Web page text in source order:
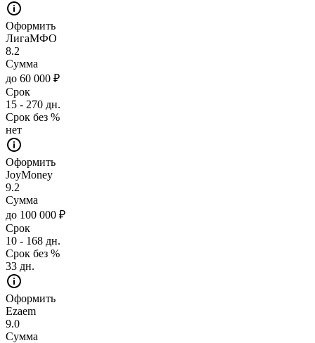
Оформить
ЛигаМФО
8.2
Сумма
до 60 000 ₽
Срок
15 - 270 дн.
Срок без %
нет
Оформить
JoyMoney
9.2
Сумма
до 100 000 ₽
Срок
10 - 168 дн.
Срок без %
33 дн.
Оформить
Ezaem
9.0
Сумма